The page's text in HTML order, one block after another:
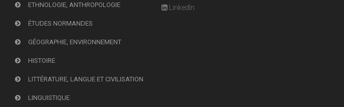
ETHNOLOGIE, ANTHROPOLOGIE
ÉTUDES NORMANDES
GÉOGRAPHIE, ENVIRONNEMENT
HISTOIRE
LITTÉRATURE, LANGUE ET CIVILISATION
LINGUISTIQUE
LinkedIn